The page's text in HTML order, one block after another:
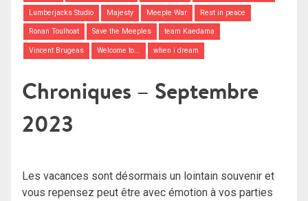
Lumberjacks Studio Majesty Meeple War Rest in peace
Ronan Toulhoat Save the Meeples team Kaedama
Vincent Brugeas Welcome to... when i dream
Chroniques – Septembre
2023
Les vacances sont désormais un lointain souvenir et
vous repensez peut être avec émotion à vos parties